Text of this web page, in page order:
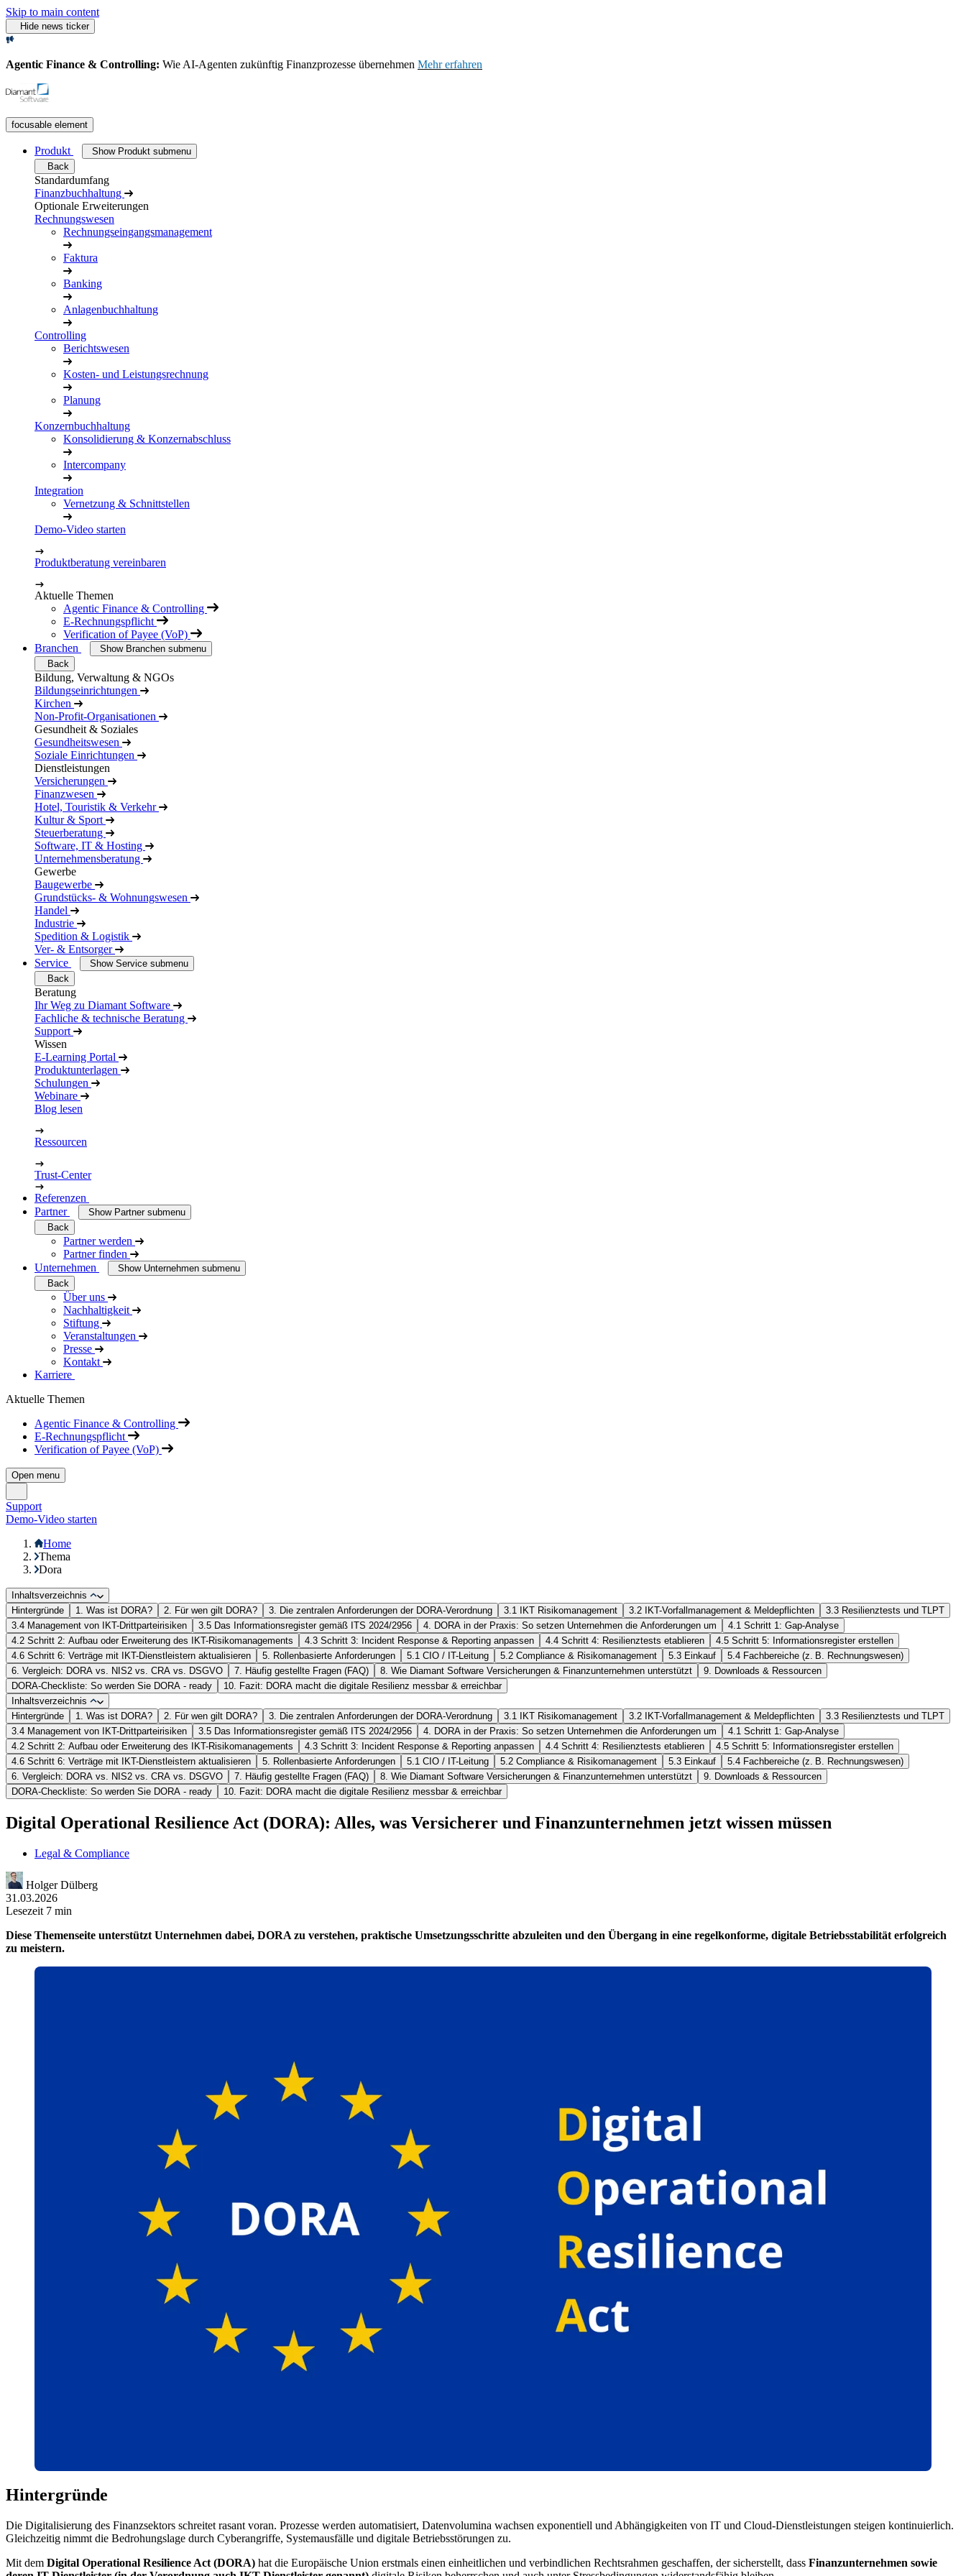
Skip to main content
Hide news ticker
Agentic Finance & Controlling: Wie AI‑Agenten zukünftig Finanzprozesse übernehmen Mehr erfahren
focusable element
Produkt
Show Produkt submenu
Back
Standardumfang
Finanzbuchhaltung
Optionale Erweiterungen
Rechnungswesen
Rechnungseingangsmanagement
Faktura
Banking
Anlagenbuchhaltung
Controlling
Berichtswesen
Kosten- und Leistungsrechnung
Planung
Konzernbuchhaltung
Konsolidierung & Konzernabschluss
Intercompany
Integration
Vernetzung & Schnittstellen
Demo-Video starten
Produktberatung vereinbaren
Aktuelle Themen
Agentic Finance & Controlling
E-Rechnungspflicht
Verification of Payee (VoP)
Branchen
Show Branchen submenu
Back
Bildung, Verwaltung & NGOs
Bildungseinrichtungen
Kirchen
Non-Profit-Organisationen
Gesundheit & Soziales
Gesundheitswesen
Soziale Einrichtungen
Dienstleistungen
Versicherungen
Finanzwesen
Hotel, Touristik & Verkehr
Kultur & Sport
Steuerberatung
Software, IT & Hosting
Unternehmensberatung
Gewerbe
Baugewerbe
Grundstücks- & Wohnungswesen
Handel
Industrie
Spedition & Logistik
Ver- & Entsorger
Service
Show Service submenu
Back
Beratung
Ihr Weg zu Diamant Software
Fachliche & technische Beratung
Support
Wissen
E-Learning Portal
Produktunterlagen
Schulungen
Webinare
Blog lesen
Ressourcen
Trust-Center
Referenzen
Partner
Show Partner submenu
Back
Partner werden
Partner finden
Unternehmen
Show Unternehmen submenu
Back
Über uns
Nachhaltigkeit
Stiftung
Veranstaltungen
Presse
Kontakt
Karriere
Aktuelle Themen
Agentic Finance & Controlling
E-Rechnungspflicht
Verification of Payee (VoP)
Open menu
Support
Demo-Video starten
Home
Thema
Dora
Inhaltsverzeichnis
Hintergründe
1. Was ist DORA? 2. Für wen gilt DORA? 3. Die zentralen Anforderungen der DORA-Verordnung 3.1 IKT Risikomanagement 3.2 IKT-Vorfallmanagement & Meldepflichten
3.3 Resilienztests und TLPT
3.4 Management von IKT-Drittparteirisiken
3.5 Das Informationsregister gemäß ITS 2024/2956 4. DORA in der Praxis: So setzen Unternehmen die Anforderungen um
4.1 Schritt 1: Gap-Analyse
4.2 Schritt 2: Aufbau oder Erweiterung des IKT-Risikomanagements
4.3 Schritt 3: Incident Response & Reporting anpassen 4.4 Schritt 4: Resilienztests etablieren
4.5 Schritt 5: Informationsregister erstellen
4.6 Schritt 6: Verträge mit IKT-Dienstleistern aktualisieren
5. Rollenbasierte Anforderungen 5.1 CIO / IT-Leitung 5.2 Compliance & Risikomanagement 5.3 Einkauf
5.4 Fachbereiche (z. B. Rechnungswesen)
6. Vergleich: DORA vs. NIS2 vs. CRA vs. DSGVO
7. Häufig gestellte Fragen (FAQ) 8. Wie Diamant Software Versicherungen & Finanzunternehmen unterstützt
9. Downloads & Ressourcen
DORA-Checkliste: So werden Sie DORA - ready
10. Fazit: DORA macht die digitale Resilienz messbar & erreichbar
Inhaltsverzeichnis
Hintergründe
1. Was ist DORA? 2. Für wen gilt DORA? 3. Die zentralen Anforderungen der DORA-Verordnung 3.1 IKT Risikomanagement 3.2 IKT-Vorfallmanagement & Meldepflichten
3.3 Resilienztests und TLPT
3.4 Management von IKT-Drittparteirisiken
3.5 Das Informationsregister gemäß ITS 2024/2956 4. DORA in der Praxis: So setzen Unternehmen die Anforderungen um
4.1 Schritt 1: Gap-Analyse
4.2 Schritt 2: Aufbau oder Erweiterung des IKT-Risikomanagements
4.3 Schritt 3: Incident Response & Reporting anpassen 4.4 Schritt 4: Resilienztests etablieren
4.5 Schritt 5: Informationsregister erstellen
4.6 Schritt 6: Verträge mit IKT-Dienstleistern aktualisieren
5. Rollenbasierte Anforderungen 5.1 CIO / IT-Leitung 5.2 Compliance & Risikomanagement 5.3 Einkauf
5.4 Fachbereiche (z. B. Rechnungswesen)
6. Vergleich: DORA vs. NIS2 vs. CRA vs. DSGVO
7. Häufig gestellte Fragen (FAQ) 8. Wie Diamant Software Versicherungen & Finanzunternehmen unterstützt
9. Downloads & Ressourcen
DORA-Checkliste: So werden Sie DORA - ready
10. Fazit: DORA macht die digitale Resilienz messbar & erreichbar
Digital Operational Resilience Act (DORA): Alles, was Versicherer und Finanzunternehmen jetzt wissen müssen
Legal & Compliance
Holger Dülberg
31.03.2026
Lesezeit 7 min
Diese Themenseite unterstützt Unternehmen dabei, DORA zu verstehen, praktische Umsetzungsschritte abzuleiten und den Übergang in eine regelkonforme, digitale Betriebsstabilität erfolgreich
zu meistern.
Hintergründe
Die Digitalisierung des Finanzsektors schreitet rasant voran. Prozesse werden automatisiert, Datenvolumina wachsen exponentiell und Abhängigkeiten von IT und Cloud-Dienstleistungen steigen kontinuierlich.
Gleichzeitig nimmt die Bedrohungslage durch Cyberangriffe, Systemausfälle und digitale Betriebsstörungen zu.
Mit dem Digital Operational Resilience Act (DORA) hat die Europäische Union erstmals einen einheitlichen und verbindlichen Rechtsrahmen geschaffen, der sicherstellt, dass Finanzunternehmen sowie